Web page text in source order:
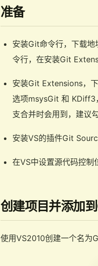
准备
安装Git命令行，下载地
令行，在安装Git
安装Git Extensions，下
选项msysGit 和 KDiff3
支合并时会用到，建议
安装VS的插件Git
在VS中设置源代码控
创建项目并添加
使用VS2010创建一个名为